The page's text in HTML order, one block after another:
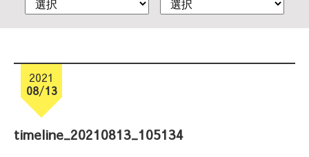
2021
08/13
timeline_20210813_105134